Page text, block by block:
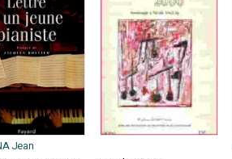
Jean